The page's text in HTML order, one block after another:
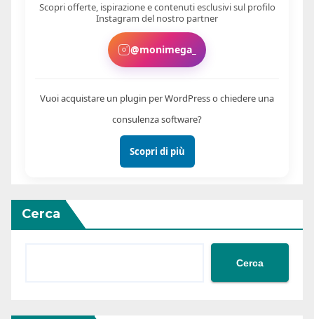
Cerca
Cerca
Scopri offerte, ispirazione e contenuti esclusivi sul profilo
Instagram del nostro partner
@monimega_
Vuoi acquistare un plugin per WordPress o chiedere una
consulenza software?
Scopri di più